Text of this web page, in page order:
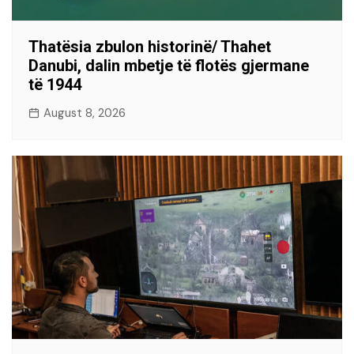
Thatësia zbulon historinë/ Thahet
Danubi, dalin mbetje të flotës gjermane
të 1944
August 8, 2026